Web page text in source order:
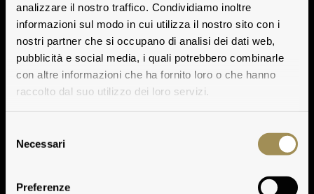
analizzare il nostro traffico. Condividiamo inoltre
informazioni sul modo in cui utilizza il nostro sito con i
nostri partner che si occupano di analisi dei dati web,
pubblicità e social media, i quali potrebbero combinarle
con altre informazioni che ha fornito loro o che hanno
raccolto dal suo utilizzo dei loro servizi.
delNecessari
Preferenze